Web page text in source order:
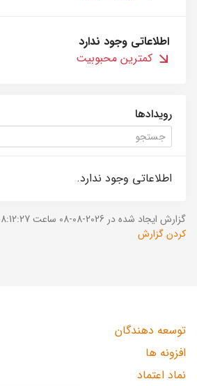
اطلاعاتی وجود ندارد
کمترین محبوبیت
رویدادها
اطلاعاتی وجود ندارد.
گزارش ایجاد شده در 2026-08-08 ساعت 08:12:27 (UTC +03:30).
کردن گزارش
توسعه دهندگان
افزونه ها
نماد اعتماد